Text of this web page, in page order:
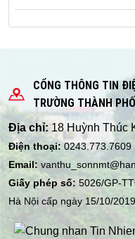
CỔNG THÔNG TIN
TRƯỜNG THÀNH
Địa chỉ: 18 Huỳnh Thúc
Điện thoại: 0243.773.7609
Email:
Giấy phép số: 5026/GP-
Hà Nội cấp ngày 15/10/2019